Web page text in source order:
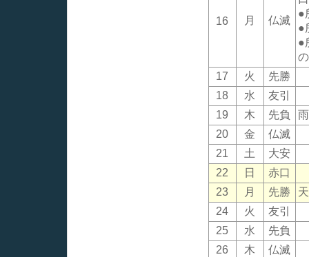
16 月 仏滅
●
●
●
17
火
先勝
18
水
友引
19
木 先負
20
金
仏滅
21
土
大安
22
日
赤口
23
月 先勝
24
火
友引
25
水
先負
26
木
仏滅